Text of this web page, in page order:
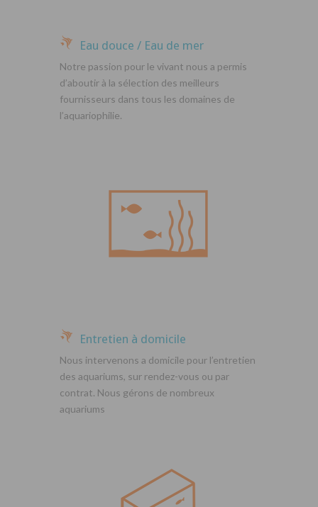
Eau douce / Eau de mer
Notre passion pour le vivant nous a permis
d’aboutir à la sélection des meilleurs
fournisseurs dans tous les domaines de
l’aquariophilie.
Entretien à domicile
Nous intervenons a domicile pour l’entretien
des aquariums, sur rendez-vous ou par
contrat. Nous gérons de nombreux
aquariums